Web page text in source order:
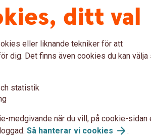
snören och papper.
man kan lita på
den bilden man får
att det visst går,
syns snart i våra
ditt val
eller liknande tekniker för att
dig. Det finns även cookies du kan välja
statistik
medgivande när du vill, på cookie-sidan
Så hanterar vi cookies .